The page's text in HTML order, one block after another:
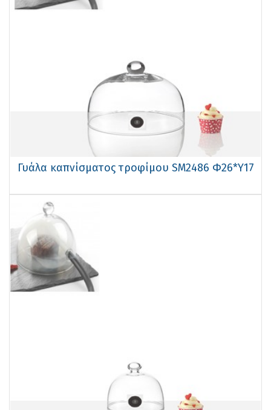
Γυάλα καπνίσματος τροφίμου SM2486 Φ26*Υ17